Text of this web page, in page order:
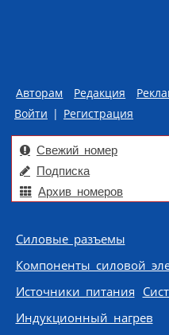
Авторам Редакция
Войти | Регистрация
Свежий номер
Подписка
Архив номеров
Skip to content
Силовые разъемы
Компоненты силовой
Источники питания
Индукционный нагрев